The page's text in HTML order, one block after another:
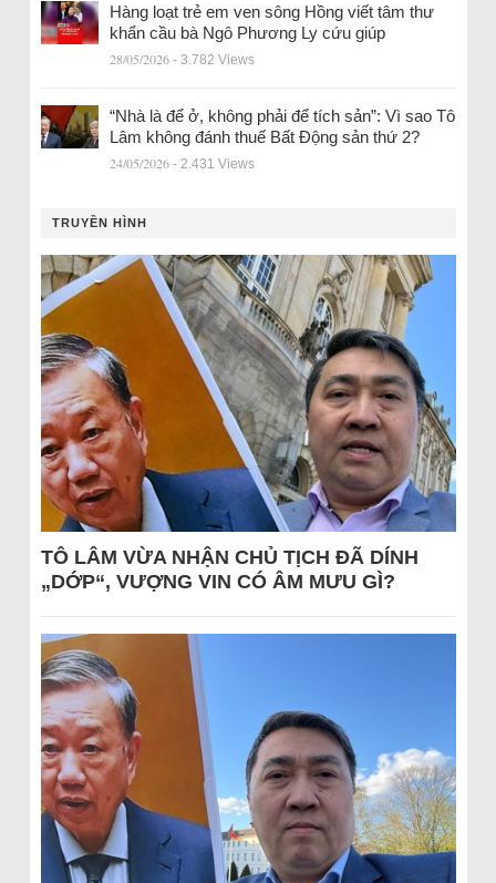
Hàng loạt trẻ em ven sông Hồng viết tâm thư
khẩn cầu bà Ngô Phương Ly cứu giúp
28/05/2026 - 3.782 Views
“Nhà là để ở, không phải để tích sản”: Vì sao Tô
Lâm không đánh thuế Bất Động sản thứ 2?
24/05/2026 - 2.431 Views
TRUYỀN HÌNH
TÔ LÂM VỪA NHẬN CHỦ TỊCH ĐÃ DÍNH
„DỚP“, VƯỢNG VIN CÓ ÂM MƯU GÌ?